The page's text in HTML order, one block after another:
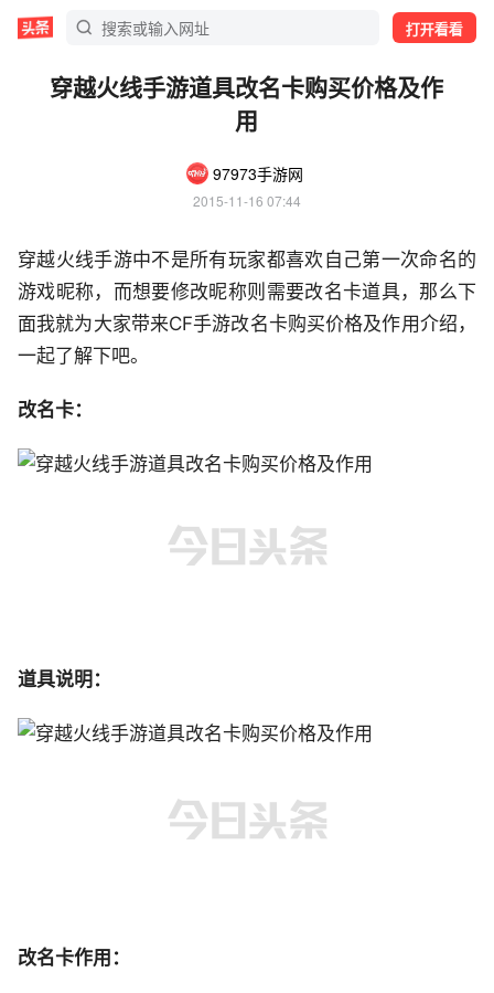
打开看看
穿越火线手游道具改名卡购买价格及作
用
97973手游网
2015-11-16 07:44
穿越火线手游中不是所有玩家都喜欢自己第一次命名的
游戏昵称，而想要修改昵称则需要改名卡道具，那么下
面我就为大家带来CF手游改名卡购买价格及作用介绍，
一起了解下吧。
改名卡：
道具说明：
改名卡作用：